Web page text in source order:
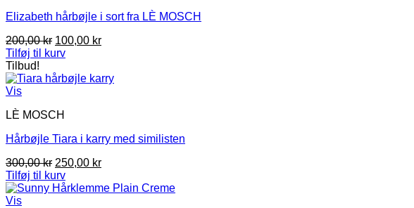
Elizabeth hårbøjle i sort fra LÈ MOSCH
200,00kr Den
oprindelige
var:
100,00 krDen
er:
Tilføj til kurv
Tilbud!
Vis
LÈ MOSCH
Hårbøjle Tiara i karry med similisten
300,00kr Den
oprindelige
pris
250,00 krDen
pris
Tilføj til kurv
Vis